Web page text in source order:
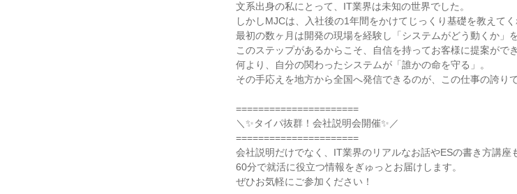
文系出身の私にとって、IT業界は未知の世界でした。
しかしMJCは、入社後の1年間をかけてじっくり基礎を教えてく
最初の数ヶ月は開発の現場を経験し「システムがどう動くか」
このステップがあるからこそ、自信を持ってお客様に提案がで
何より、自分の関わったシステムが「誰かの命を守る」。
その手応えを地方から全国へ発信できるのが、この仕事の誇りで
======================
＼✨タイパ抜群！会社説明会開催✨／
======================
会社説明だけでなく、IT業界のリアルなお話やESの書き方講座
60分で就活に役立つ情報をぎゅっとお届けします。
ぜひお気軽にご参加ください！